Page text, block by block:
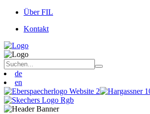
Über FIL
Kontakt
de
en